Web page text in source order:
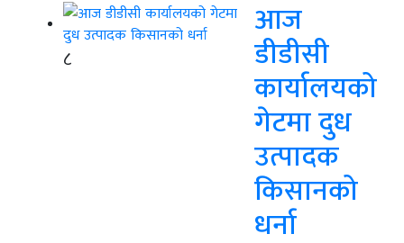
८
आज
डीडीसी
कार्यालयको
गेटमा दुध
उत्पादक
किसानको
धर्ना